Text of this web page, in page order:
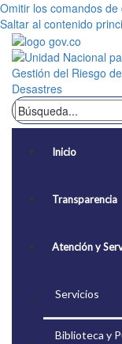
Omitir los comandos de
Saltar al contenido
Inicio
Transparencia
Atención y
Servicios
Biblioteca y